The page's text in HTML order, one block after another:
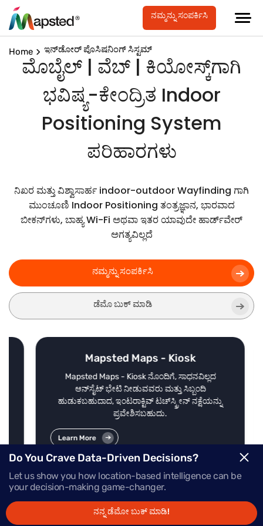
ನಮ್ಮನ್ನು ಸಂಪರ್ಕಿಸಿ
Home ಇನ್‌ಡೋರ್ ಪೊಸಿಷನಿಂಗ್ ಸಿಸ್ಟಮ್
ಮೊಬೈಲ್ | ವೆಬ್ | ಕಿಯೋಸ್ಕ್‌ಗಾಗಿ
ಭವಿಷ್ಯ-ಕೇಂದ್ರಿತ Indoor
Positioning System
ಪರಿಹಾರಗಳು
ನಿಖರ ಮತ್ತು ವಿಶ್ವಾಸಾರ್ಹ indoor-outdoor Wayfinding ಗಾಗಿ
ಮುಂಚೂಣಿ Indoor Positioning ತಂತ್ರಜ್ಞಾನ, ಭಾರವಾದ
ಬೀಕನ್‌ಗಳು, ಬಾಹ್ಯ Wi-Fi ಅಥವಾ ಇತರ ಯಾವುದೇ ಹಾರ್ಡ್‌ವೇರ್
ಅಗತ್ಯವಿಲ್ಲದೆ
ನಮ್ಮನ್ನು ಸಂಪರ್ಕಿಸಿ
ಡೆಮೊ ಬುಕ್ ಮಾಡಿ
Mapsted Maps - Kiosk
Mapsted Maps - Kiosk ನೊಂದಿಗೆ, ಸಾಧನವಿಲ್ಲದ
ಆನ್‌ಸೈಟ್ ಭೇಟಿ ನೀಡುವವರು ಮತ್ತು ಸಿಬ್ಬಂದಿ
ಹುಡುಕಬಹುದಾದ, ಇಂಟರಾಕ್ಟಿವ್ ಟಚ್‌ಸ್ಕ್ರೀನ್ ನಕ್ಷೆಯನ್ನು
ಪ್ರವೇಶಿಸಬಹುದು.
Learn More
Do You Crave Data-Driven Decisions?
Let us show you how location-based intelligence can be
your decision-making game-changer.
ನನ್ನ ಡೆಮೋ ಬುಕ್ ಮಾಡಿ!